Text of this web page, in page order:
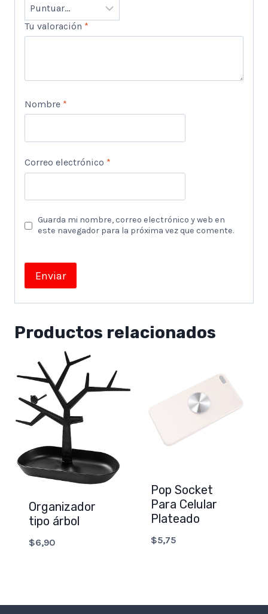
Tu valoración *
Nombre *
Correo electrónico *
Guarda mi nombre, correo electrónico y web en
este navegador para la próxima vez que comente.
Productos relacionados
Organizador
tipo árbol
$6,90
Pop Socket
Para Celular
Plateado
$5,75